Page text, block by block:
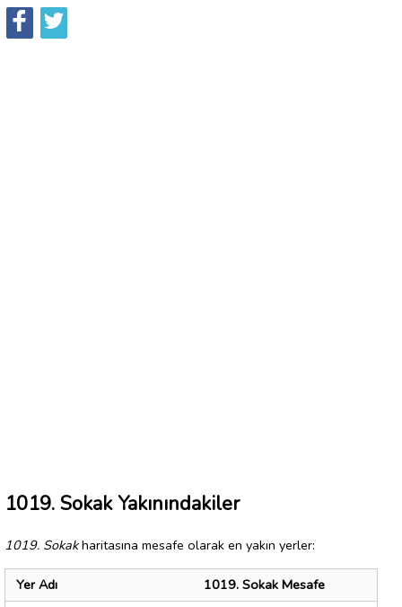
1019. Sokak Yakınındakiler
1019. Sokakharitasına mesafe olarak en yakın yerler:
Yer Adı
1019. Sokak Mesafe